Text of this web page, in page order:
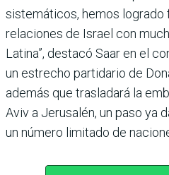
sistemáticos, hemos logrado
relaciones de Israel con
Latina”, destacó Saar en el
un estrecho partidario de
además que trasladará la
Aviv a Jerusalén, un paso ya
un número limitado de